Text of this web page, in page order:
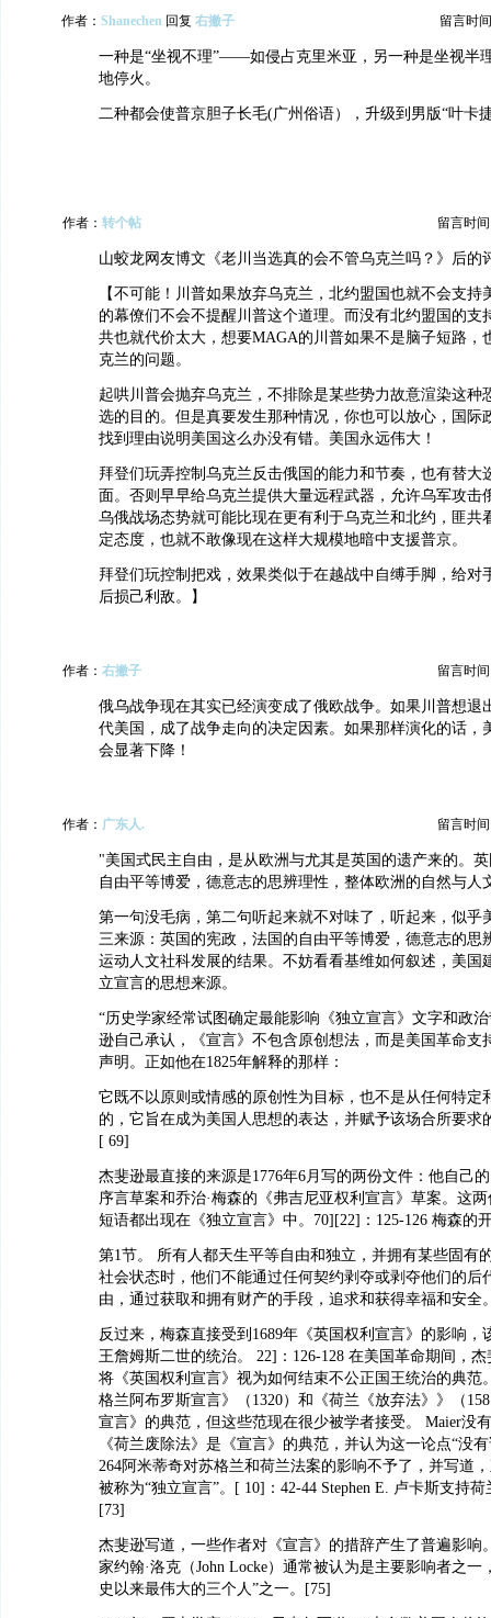
作者： Shanechen 回复 右撇子 留言时
一种是“坐视不理”——如侵占克里米亚，另一种是坐视
地停火。
二种都会使普京胆子长毛(广州俗语），升级到男版“叶卡
作者： 转个帖 留言时间
山蛟龙网友博文《老川当选真的会不管乌克兰吗？》后的
【不可能！川普如果放弃乌克兰，北约盟国也就不会支持
的幕僚们不会不提醒川普这个道理。而没有北约盟国的支
共也就代价太大，想要MAGA的川普如果不是脑子短路，
克兰的问题。
起哄川普会抛弃乌克兰，不排除是某些势力故意渲染这种
选的目的。但是真要发生那种情况，你也可以放心，国际
找到理由说明美国这么办没有错。美国永远伟大！
拜登们玩弄控制乌克兰反击俄国的能力和节奏，也有替大
面。否则早早给乌克兰提供大量远程武器，允许乌军攻击
乌俄战场态势就可能比现在更有利于乌克兰和北约，匪共
定态度，也就不敢像现在这样大规模地暗中支援普京。
拜登们玩控制把戏，效果类似于在越战中自缚手脚，给对
后损己利敌。】
作者： 右撇子 留言时间
俄乌战争现在其实已经演变成了俄欧战争。如果川普想退
代美国，成了战争走向的决定因素。如果那样演化的话，
会显著下降！
作者： 广东人. 留言时间
"美国式民主自由，是从欧洲与尤其是英国的遗产来的。
自由平等博爱，德意志的思辨理性，整体欧洲的自然与人
第一句没毛病，第二句听起来就不对味了，听起来，似乎
三来源：英国的宪政，法国的自由平等博爱，德意志的思
运动人文社科发展的结果。不妨看看基维如何叙述，美国
立宣言的思想来源。
“历史学家经常试图确定最能影响《独立宣言》文字和政
逊自己承认，《宣言》不包含原创想法，而是美国革命支
声明。正如他在1825年解释的那样：
它既不以原则或情感的原创性为目标，也不是从任何特定
的，它旨在成为美国人思想的表达，并赋予该场合所要求
[ 69]
杰斐逊最直接的来源是1776年6月写的两份文件：他自己
序言草案和乔治·梅森的《弗吉尼亚权利宣言》草案。这
短语都出现在《独立宣言》中。70][22]：125-126 梅森的
第1节。 所有人都天生平等自由和独立，并拥有某些固有
社会状态时，他们不能通过任何契约剥夺或剥夺他们的后
由，通过获取和拥有财产的手段，追求和获得幸福和安全
反过来，梅森直接受到1689年《英国权利宣言》的影响，
王詹姆斯二世的统治。 22]：126-128 在美国革命期间，
将《英国权利宣言》视为如何结束不公正国王统治的典范
格兰阿布罗斯宣言》（1320）和《荷兰《放弃法》》（
宣言》的典范，但这些范现在很少被学者接受。 Maier没
《荷兰废除法》是《宣言》的典范，并认为这一论点“没
264阿米蒂奇对苏格兰和荷兰法案的影响不予了，并写道
被称为“独立宣言”。[ 10]：42-44 Stephen E. 卢卡斯支持
[73]
杰斐逊写道，一些作者对《宣言》的措辞产生了普遍影响
家约翰·洛克（John Locke）通常被认为是主要影响者之一
史以来最伟大的三个人”之一。[75]